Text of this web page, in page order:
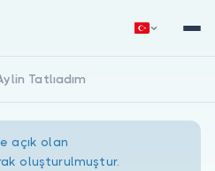
Giriş Yap
Tatlıadım
açık olan
oluşturulmuştur.